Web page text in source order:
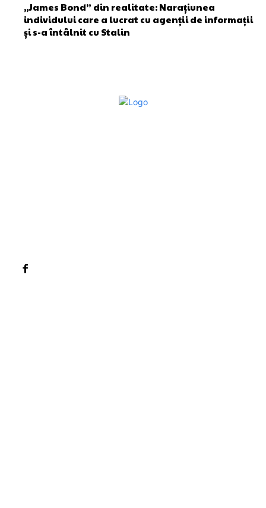
„James Bond” din realitate: Narațiunea
individului care a lucrat cu agenții de informații
și s-a întâlnit cu Stalin